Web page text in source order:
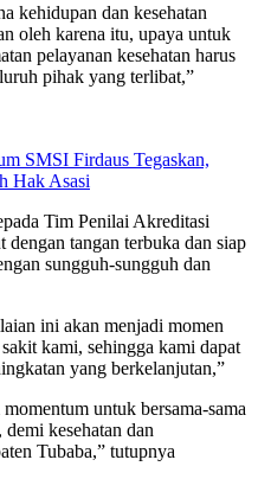
kehidupan dan kesehatan
oleh karena itu, upaya untuk
pelayanan kesehatan harus
pihak yang terlibat,”
SMSI Firdaus Tegaskan,
Hak Asasi
Tim Penilai Akreditasi
tangan terbuka dan siap
sungguh-sungguh dan
ini akan menjadi momen
kami, sehingga kami dapat
yang berkelanjutan,”
untuk bersama-sama
kesehatan dan
Tubaba,” tutupnya